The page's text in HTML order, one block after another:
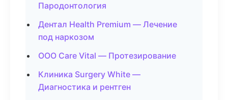
Пародонтология
Дентал Health Premium — Лечение
под наркозом
ООО Care Vital — Протезирование
Клиника Surgery White —
Диагностика и рентген